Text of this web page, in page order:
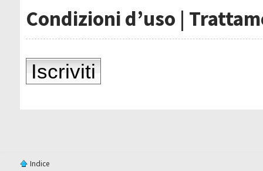
Condizioni d’uso |
Iscriviti
Indice